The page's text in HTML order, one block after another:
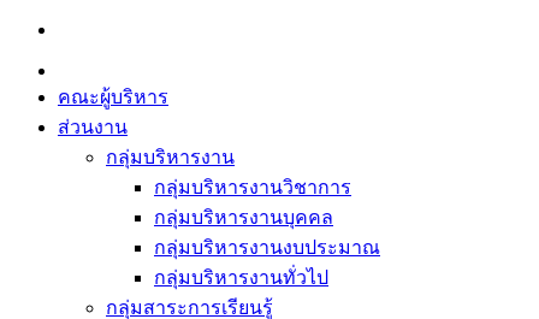
Skip
content
คณะผู้บริหาร
ส่วนงาน
กลุ่มบริหารงาน
กลุ่มบริหารงานวิชาการ
กลุ่มบริหารงานบุคคล
กลุ่มบริหารงานงบประมาณ
กลุ่มบริหารงานทั่วไป
กลุ่มสาระการเรียนรู้